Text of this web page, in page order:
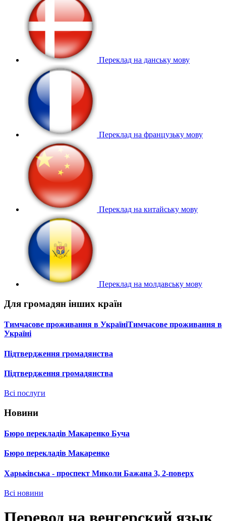
Переклад на данську мову
Переклад на французьку мову
Переклад на китайську мову
Переклад на молдавську мову
Для громадян інших країн
Тимчасове проживання в УкраїніТимчасове проживання в
Україні
Підтвердження громадянства
Підтвердження громадянства
Всі послуги
Новини
Бюро перекладів Макаренко Буча
Бюро перекладів Макаренко
Харьківська - проспект Миколи Бажана 3, 2-поверх
Всі новини